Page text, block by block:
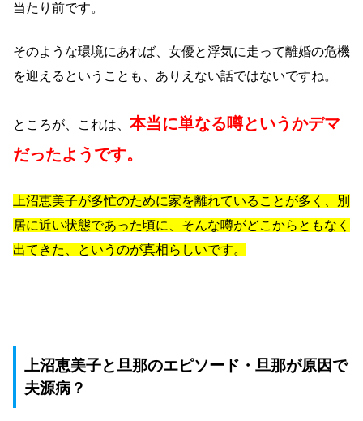
当たり前です。
そのような環境にあれば、女優と浮気に走って離婚の危機
を迎えるということも、ありえない話ではないですね。
ところが、これは、 本当に単なる噂というかデマ
だったようです。
上沼恵美子が多忙のために家を離れていることが多く、別
居に近い状態であった頃に、そんな噂がどこからともなく
出てきた、というのが真相らしいです。
上沼恵美子と旦那のエピソード・旦那が原因で
夫源病？